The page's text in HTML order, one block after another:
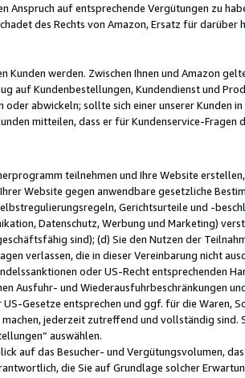
auf entsprechende Vergütungen zu
des Rechts von Amazon, Ersatz für darüber
werden. Zwischen Ihnen und Amazon
auf Kundenbestellungen, Kundendienst und
abwickeln; sollte sich einer unserer Kunden
mitteilen, dass er für Kundenservice-Fragen
teilnehmen und Ihre Website
Website gegen anwendbare gesetzliche
Gerichtsurteile und -
Datenschutz, Werbung und Marketing)
sind); (d) Sie den Nutzen der
verlassen, die in dieser Vereinbarung nicht
oder US-Recht entsprechenden
Ausfuhr- und Wiederausfuhrbeschränkungen
Gesetze entsprechen und ggf. für die Waren,
jederzeit zutreffend und vollständig sind.
auswählen.
auf das Besucher- und Vergütungsvolumen,
die Sie auf Grundlage solcher